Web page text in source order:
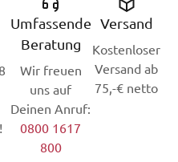
Umfassende
Beratung
Wir freuen
uns auf
Deinen Anruf:
0800 1617
800
Versand
Kostenloser
Versand ab
75,-€ netto